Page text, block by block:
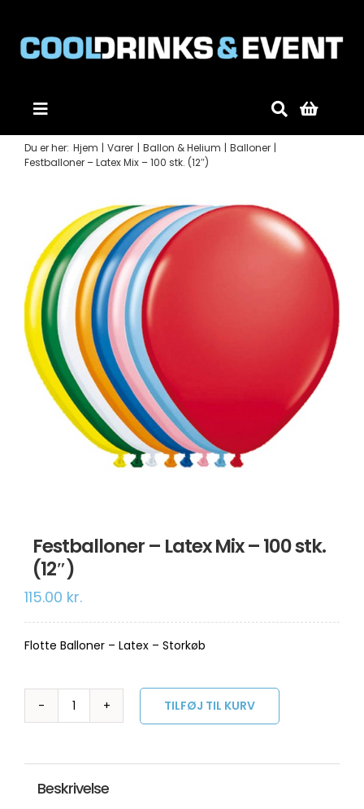
Toggle
Navigation
Forside
Mobildiskotek
Gode råd
Om os
Information
Du er her: Hjem Varer Ballon & Helium
Balloner
Festballoner – Latex Mix – 100 stk. (12″)
Festballoner – Latex Mix – 100 stk.
(12″)
115.00 kr.
Flotte Balloner – Latex – Storkøb
Festballoner
-
-
stk.
TILFØJ TIL KURV
Beskrivelse